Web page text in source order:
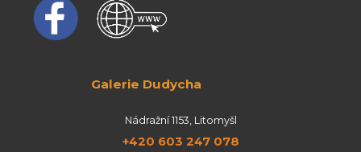
Galerie Dudycha
Nádražní 1153, Litomyšl
+420 603 247 078